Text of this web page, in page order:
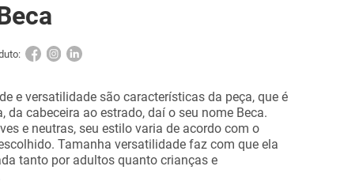
e versatilidade são características da peça, que é
da cabeceira ao estrado, daí o seu nome Beca.
e neutras, seu estilo varia de acordo com o
Tamanha versatilidade faz com que ela
tanto por adultos quanto crianças e